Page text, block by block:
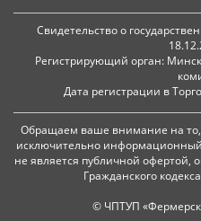
Свидетельство о
Регистрирующий орган:
Дата регистрации в
Обращаем ваше внимание на то,
исключительно информационный
не является публичной офертой,
Гражданского
© ЧПТУП